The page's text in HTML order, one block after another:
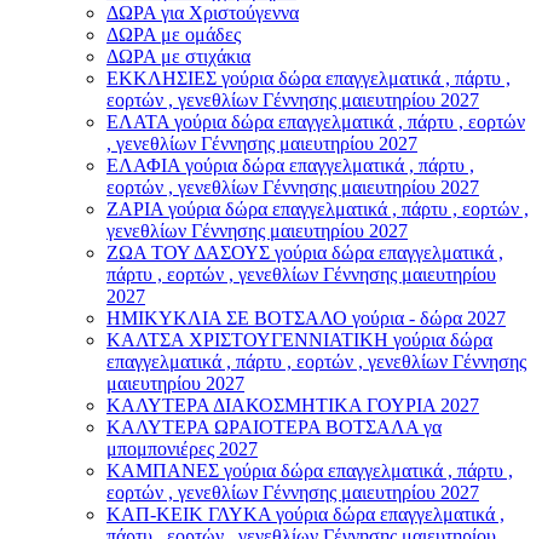
ΔΩΡΑ για Χριστούγεννα
ΔΩΡΑ με ομάδες
ΔΩΡΑ με στιχάκια
ΕΚΚΛΗΣΙΕΣ γούρια δώρα επαγγελματικά , πάρτυ ,
εορτών , γενεθλίων Γέννησης μαιευτηρίου 2027
ΕΛΑΤΑ γούρια δώρα επαγγελματικά , πάρτυ , εορτών
, γενεθλίων Γέννησης μαιευτηρίου 2027
ΕΛΑΦΙΑ γούρια δώρα επαγγελματικά , πάρτυ ,
εορτών , γενεθλίων Γέννησης μαιευτηρίου 2027
ΖΑΡΙΑ γούρια δώρα επαγγελματικά , πάρτυ , εορτών ,
γενεθλίων Γέννησης μαιευτηρίου 2027
ΖΩΑ ΤΟΥ ΔΑΣΟΥΣ γούρια δώρα επαγγελματικά ,
πάρτυ , εορτών , γενεθλίων Γέννησης μαιευτηρίου
2027
ΗΜΙΚΥΚΛΙΑ ΣΕ ΒΟΤΣΑΛΟ γούρια - δώρα 2027
ΚΑΛΤΣΑ ΧΡΙΣΤΟΥΓΕΝΝΙΑΤΙΚΗ γούρια δώρα
επαγγελματικά , πάρτυ , εορτών , γενεθλίων Γέννησης
μαιευτηρίου 2027
ΚΑΛΥΤΕΡΑ ΔΙΑΚΟΣΜΗΤΙΚΑ ΓΟΥΡΙΑ 2027
ΚΑΛΥΤΕΡΑ ΩΡΑΙΟΤΕΡΑ ΒΟΤΣΑΛΑ γα
μπομπονιέρες 2027
ΚΑΜΠΑΝΕΣ γούρια δώρα επαγγελματικά , πάρτυ ,
εορτών , γενεθλίων Γέννησης μαιευτηρίου 2027
ΚΑΠ-ΚΕΙΚ ΓΛΥΚΑ γούρια δώρα επαγγελματικά ,